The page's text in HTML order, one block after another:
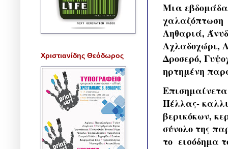
Μια εβδομάδα
χαλαζόπτωση
Ληθαριά,
Αχλαδοχώρι,
Δροσερό,
ηρτημένη
Πέλλας-
βερικόκων,
σύνολο της
το εισόδημα
Χριστιανίδης Θεόδωρος